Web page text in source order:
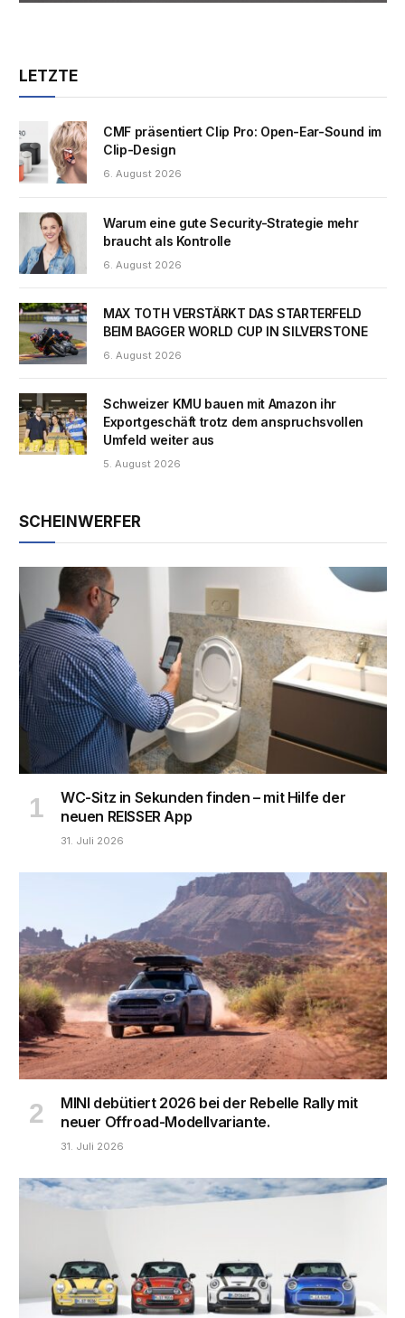
LETZTE
CMF präsentiert Clip Pro: Open-Ear-Sound im
Clip-Design
6. August 2026
Warum eine gute Security-Strategie mehr
braucht als Kontrolle
6. August 2026
MAX TOTH VERSTÄRKT DAS STARTERFELD
BEIM BAGGER WORLD CUP IN SILVERSTONE
6. August 2026
Schweizer KMU bauen mit Amazon ihr
Exportgeschäft trotz dem anspruchsvollen
Umfeld weiter aus
5. August 2026
SCHEINWERFER
WC-Sitz in Sekunden finden – mit Hilfe der
neuen REISSER App
31. Juli 2026
MINI debütiert 2026 bei der Rebelle Rally mit
neuer Offroad-Modellvariante.
31. Juli 2026